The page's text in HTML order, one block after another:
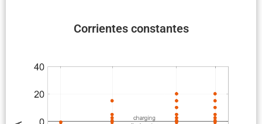
Corrientes constantes